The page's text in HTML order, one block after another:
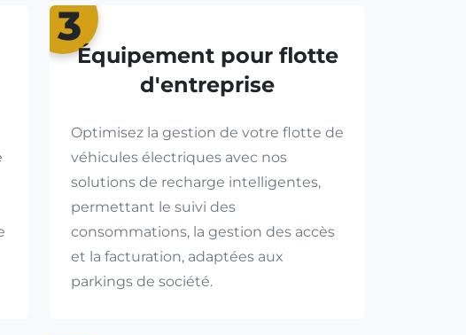
3
Équipement pour flotte
d'entreprise
Optimisez la gestion de votre flotte de
véhicules électriques avec nos
solutions de recharge intelligentes,
permettant le suivi des
consommations, la gestion des accès
et la facturation, adaptées aux
parkings de société.